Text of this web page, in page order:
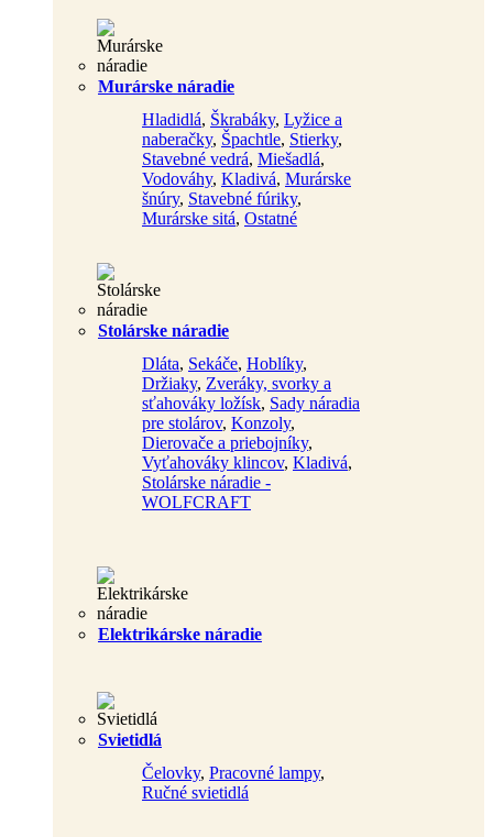
Murárske náradie
Hladidlá, Škrabáky, Lyžice a
naberačky, Špachtle, Stierky,
Stavebné vedrá, Miešadlá,
Vodováhy, Kladivá, Murárske
šnúry, Stavebné fúriky,
Murárske sitá, Ostatné
Stolárske náradie
Dláta, Sekáče, Hoblíky,
Držiaky, Zveráky, svorky a
sťahováky ložísk, Sady náradia
pre stolárov, Konzoly,
Dierovače a priebojníky,
Vyťahováky klincov, Kladivá,
Stolárske náradie -
WOLFCRAFT
Elektrikárske náradie
Svietidlá
Čelovky, Pracovné lampy,
Ručné svietidlá